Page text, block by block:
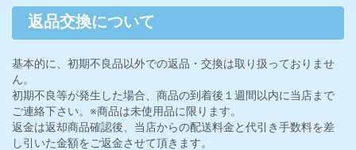
返品交換について
基本的に、初期不良品以外での返品・交換は取り扱っておりませ
ん。
初期不良等が発生した場合、商品の到着後１週間以内に当店まで
ご連絡下さい。※商品は未使用品に限ります。
返金は返却商品確認後、当店からの配送料金と代引き手数料を差
し引いた金額をご返金させて頂きます。